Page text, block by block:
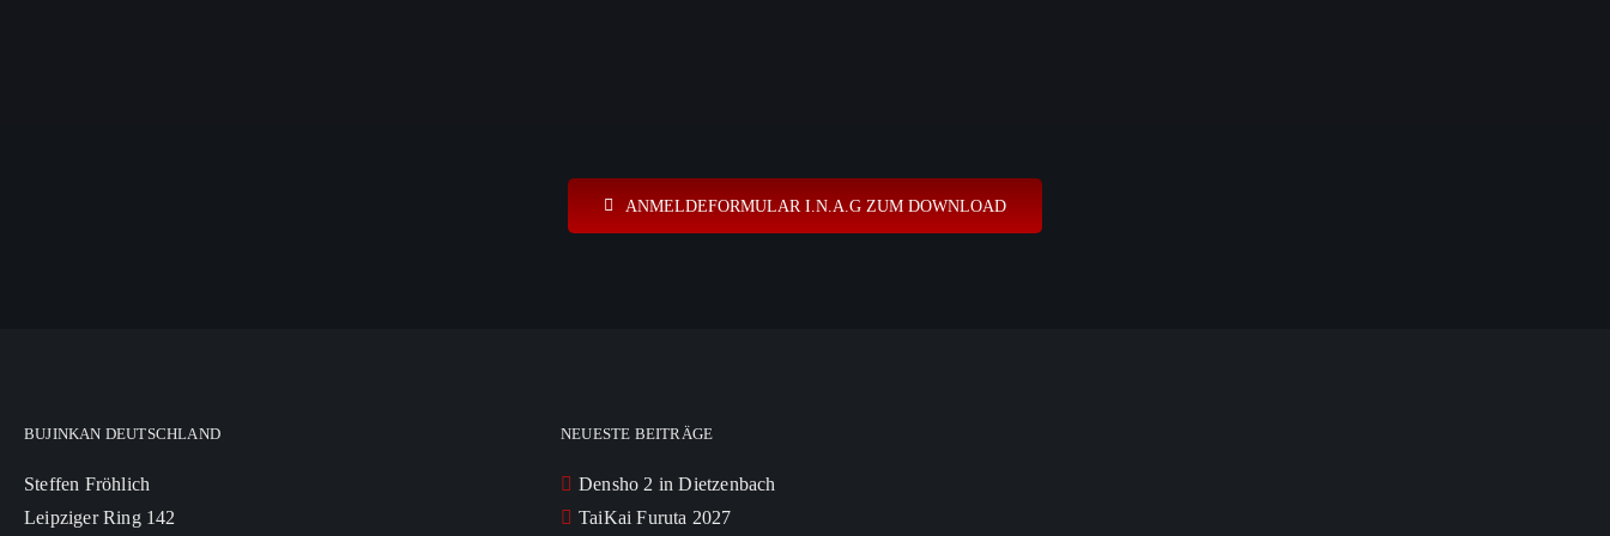
ANMELDEFORMULAR I.N.A.G ZUM DOWNLOAD
BUJINKAN DEUTSCHLAND
Steffen Fröhlich
Leipziger Ring 142
NEUESTE BEITRÄGE
Densho 2 in Dietzenbach
TaiKai Furuta 2027